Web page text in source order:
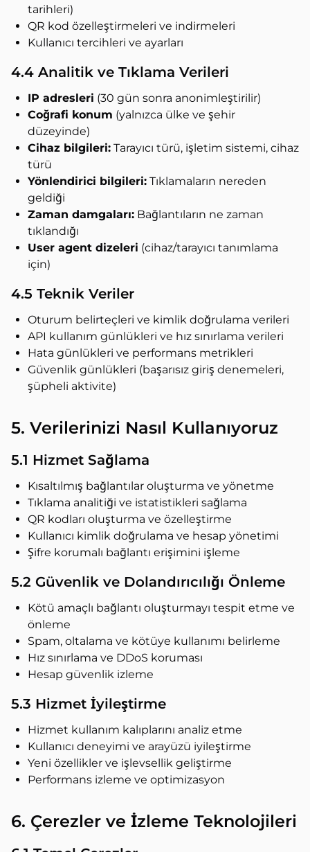
tarihleri)
QR kod özelleştirmeleri ve indirmeleri
Kullanıcı tercihleri ve ayarları
4.4 Analitik ve Tıklama Verileri
IP adresleri (30 gün sonra anonimleştirilir)
Coğrafi konum (yalnızca ülke ve şehir
düzeyinde)
Cihaz bilgileri: Tarayıcı türü, işletim sistemi, cihaz
türü
Yönlendirici bilgileri: Tıklamaların nereden
geldiği
Zaman damgaları: Bağlantıların ne zaman
tıklandığı
User agent dizeleri (cihaz/tarayıcı tanımlama
için)
4.5 Teknik Veriler
Oturum belirteçleri ve kimlik doğrulama verileri
API kullanım günlükleri ve hız sınırlama verileri
Hata günlükleri ve performans metrikleri
Güvenlik günlükleri (başarısız giriş denemeleri,
şüpheli aktivite)
5. Verilerinizi Nasıl Kullanıyoruz
5.1 Hizmet Sağlama
Kısaltılmış bağlantılar oluşturma ve yönetme
Tıklama analitiği ve istatistikleri sağlama
QR kodları oluşturma ve özelleştirme
Kullanıcı kimlik doğrulama ve hesap yönetimi
Şifre korumalı bağlantı erişimini işleme
5.2 Güvenlik ve Dolandırıcılığı Önleme
Kötü amaçlı bağlantı oluşturmayı tespit etme ve
önleme
Spam, oltalama ve kötüye kullanımı belirleme
Hız sınırlama ve DDoS koruması
Hesap güvenlik izleme
5.3 Hizmet İyileştirme
Hizmet kullanım kalıplarını analiz etme
Kullanıcı deneyimi ve arayüzü iyileştirme
Yeni özellikler ve işlevsellik geliştirme
Performans izleme ve optimizasyon
6. Çerezler ve İzleme Teknolojileri